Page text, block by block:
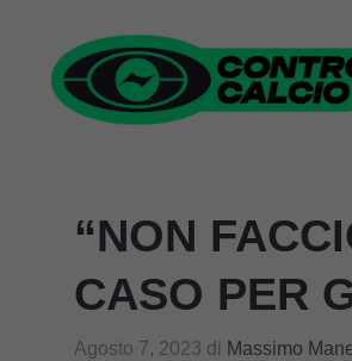
contenuto
“NON
CASO PER
Agosto 7, 2023 di Massimo